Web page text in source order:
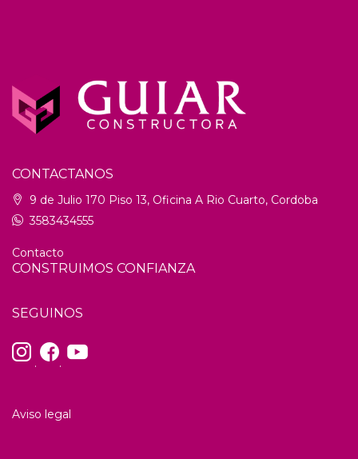
CONTACTANOS
9 de Julio 170 Piso 13, Oficina A Rio Cuarto, Cordoba
3583434555
Contacto
CONSTRUIMOS CONFIANZA
SEGUINOS
. .
Aviso legal